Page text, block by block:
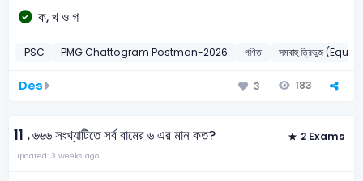
ক, খ ও গ
PSC PMG Chattogram Postman-2026 গণিত সমবাহু ত্রিভুজ
Des 3 183
11 .৬৬৬ সংখ্যাটিতে সর্ব বামের ৬ এর মান কত? 2 Exams
Updated: 3 weeks ago